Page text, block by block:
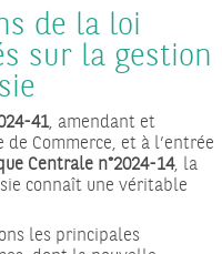
de la loi
sur la gestion
41, amendant et
Commerce, et à l’entrée
Centrale n°2024-14, la
connaît une véritable
les principales